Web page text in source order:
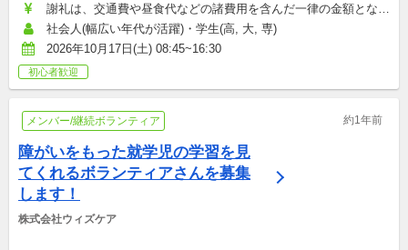
謝礼は、交通費や昼食代などの諸費用を含んだ一律の金額となり
ます。：日給2,000円
社会人(幅広い年代が活躍)・学生(高, 大, 専)
2026年10月17日(土) 08:45~16:30
初心者歓迎
メンバー/継続ボランティア 約1年前
障がいをもった就学児の学習を見
てくれるボランティアさんを募集
します！
株式会社ウィズケア